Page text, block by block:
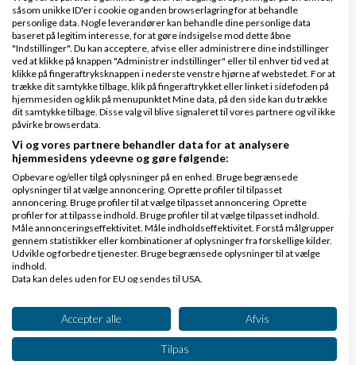
hov iøvrigt synes jeg personligt selv adwords kan
løbe hurtigt af med pengene..
Har du overvejet at få din side ind hos etaffiliate
Svar
såsom unikke ID'er i cookie og anden browserlagring for at behandle
personlige data. Nogle leverandører kan behandle dine personlige data
baseret på legitim interesse, for at gøre indsigelse mod dette åbne
"Indstillinger". Du kan acceptere, afvise eller administrere dine indstillinger
ved at klikke på knappen "Administrer indstillinger" eller til enhver tid ved at
klikke på fingeraftryksknappen i nederste venstre hjørne af webstedet. For at
trække dit samtykke tilbage, klik på fingeraftrykket eller linket i sidefoden på
hjemmesiden og klik på menupunktet Mine data, på den side kan du trække
dit samtykke tilbage. Disse valg vil blive signaleret til vores partnere og vil ikke
påvirke browserdata.
Vi og vores partnere behandler data for at analysere
hjemmesidens ydeevne og gøre følgende:
Opbevare og/eller tilgå oplysninger på en enhed. Bruge begrænsede
oplysninger til at vælge annoncering. Oprette profiler til tilpasset
annoncering. Bruge profiler til at vælge tilpasset annoncering. Oprette
profiler for at tilpasse indhold. Bruge profiler til at vælge tilpasset indhold.
Måle annonceringseffektivitet. Måle indholdseffektivitet. Forstå målgrupper
gennem statistikker eller kombinationer af oplysninger fra forskellige kilder.
Udvikle og forbedre tjenester. Bruge begrænsede oplysninger til at vælge
indhold.
Data kan deles uden for EU og sendes til USA.
Se partnerliste (2 IAB-leverandører)
Vi bruger dine data til følgende formål:
IAB's behandlingsformål:
Accepter alle Afvis
Tilpas